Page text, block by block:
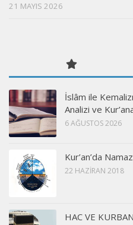
21 MAYIS 2026
İslâm ile
Analizi ve
6 AĞUSTOS 2026
Kur’an’da
22 HAZIRAN 2018
HAC VE KURBAN